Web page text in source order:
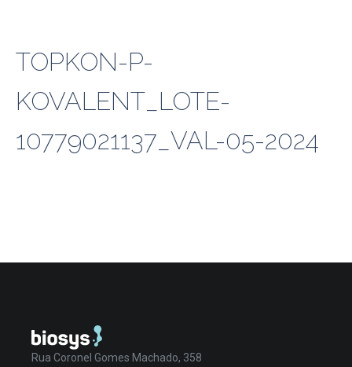
TOPKON-P-
KOVALENT_LOTE-
10779021137_VAL-05-2024
Rua Coronel Gomes Machado, 358